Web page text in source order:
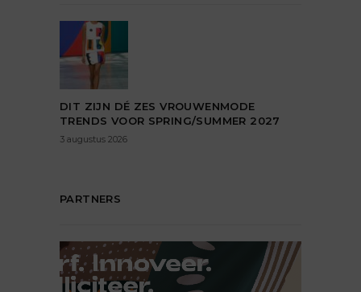
DIT ZIJN DÉ ZES VROUWENMODE
TRENDS VOOR SPRING/SUMMER 2027
3 augustus 2026
PARTNERS